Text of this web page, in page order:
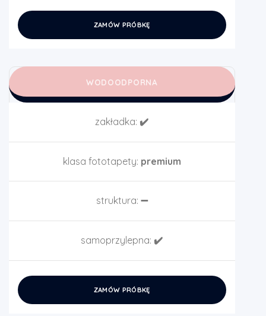
ZAMÓW PRÓBKĘ
WODOODPORNA
zakładka: ✔️
klasa fototapety: premium
struktura: ➖
samoprzylepna: ✔️
ZAMÓW PRÓBKĘ